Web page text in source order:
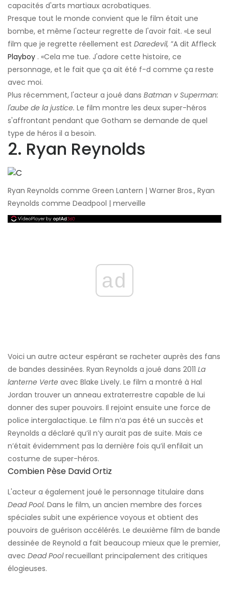
capacités d'arts martiaux acrobatiques.
Presque tout le monde convient que le film était une
bombe, et même l'acteur regrette de l'avoir fait. «Le seul
film que je regrette réellement est Daredevil, ”A dit Affleck
Playboy . «Cela me tue. J'adore cette histoire, ce
personnage, et le fait que ça ait été f-d comme ça reste
avec moi.
Plus récemment, l'acteur a joué dans Batman v Superman:
l'aube de la justice. Le film montre les deux super-héros
s'affrontant pendant que Gotham se demande de quel
type de héros il a besoin.
2. Ryan Reynolds
Ryan Reynolds comme Green Lantern | Warner Bros., Ryan
Reynolds comme Deadpool | merveille
ad
Voici un autre acteur espérant se racheter auprès des fans
de bandes dessinées. Ryan Reynolds a joué dans 2011 La
lanterne Verte avec Blake Lively. Le film a montré à Hal
Jordan trouver un anneau extraterrestre capable de lui
donner des super pouvoirs. Il rejoint ensuite une force de
police intergalactique. Le film n’a pas été un succès et
Reynolds a déclaré qu’il n’y aurait pas de suite. Mais ce
n’était évidemment pas la dernière fois qu’il enfilait un
costume de super-héros.
Combien Pèse David Ortiz
L'acteur a également joué le personnage titulaire dans
Dead Pool. Dans le film, un ancien membre des forces
spéciales subit une expérience voyous et obtient des
pouvoirs de guérison accélérés. Le deuxième film de bande
dessinée de Reynold a fait beaucoup mieux que le premier,
avec Dead Poolrecueillant principalement des critiques
élogieuses.